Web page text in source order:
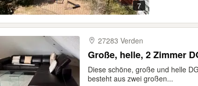
7
27283 Verden
Große, helle, 2 Zimmer
Diese schöne, große und helle
besteht aus zwei großen...